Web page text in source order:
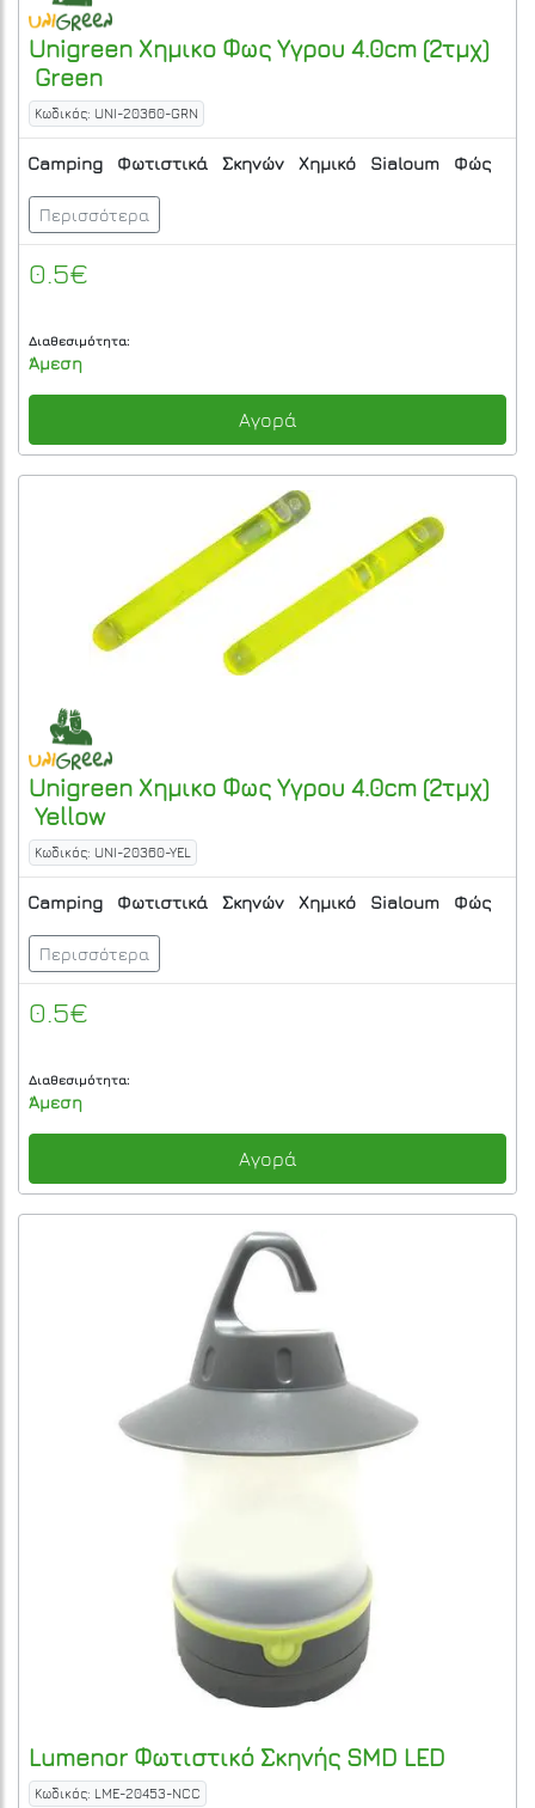
Unigreen Χημικο Φως Υγρου 4.0cm (2τμχ)
Green
Κωδικός: UNI-20360-GRN
Camping Φωτιστικά Σκηνών Χημικό Sialoum Φώς
Περισσότερα
0.5€
Διαθεσιμότητα:
Άμεση
Αγορά
Unigreen Χημικο Φως Υγρου 4.0cm (2τμχ)
Yellow
Κωδικός: UNI-20360-YEL
Camping Φωτιστικά Σκηνών Χημικό Sialoum Φώς
Περισσότερα
0.5€
Διαθεσιμότητα:
Άμεση
Αγορά
Lumenor Φωτιστικό Σκηνής SMD LED
Κωδικός: LME-20453-NCC